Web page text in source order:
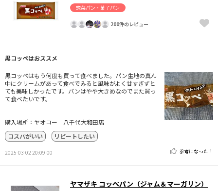
惣菜パン・菓子パン
200件のレビュー
黒コッペはおススメ
黒コッペはもう何度も買って食べました。パン生地の真ん
中にクリームがあって食べでみると風味がよく甘すぎずと
ても美味しかったです。パンはやや大きめなのでまた買っ
て食べたいです。
購入場所：ヤオコー 八千代大和田店
コスパがいい
リピートしたい
2025-03-02 20:09:00 参考になった！
ヤマザキ コッペパン（ジャム＆マーガリン）